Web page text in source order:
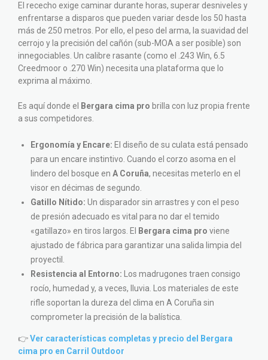
El rececho exige caminar durante horas, superar desniveles y
enfrentarse a disparos que pueden variar desde los 50 hasta
más de 250 metros. Por ello, el peso del arma, la suavidad del
cerrojo y la precisión del cañón (sub-MOA a ser posible) son
innegociables. Un calibre rasante (como el .243 Win, 6.5
Creedmoor o .270 Win) necesita una plataforma que lo
exprima al máximo.
Es aquí donde el Bergara cima pro brilla con luz propia frente
a sus competidores.
Ergonomía y Encare: El diseño de su culata está pensado
para un encare instintivo. Cuando el corzo asoma en el
lindero del bosque en A Coruña, necesitas meterlo en el
visor en décimas de segundo.
Gatillo Nítido: Un disparador sin arrastres y con el peso
de presión adecuado es vital para no dar el temido
«gatillazo» en tiros largos. El
Bergara cima pro viene
ajustado de fábrica para garantizar una salida limpia del
proyectil.
Resistencia al Entorno: Los madrugones traen consigo
rocío, humedad y, a veces, lluvia. Los materiales de este
rifle soportan la dureza del clima en A Coruña sin
comprometer la precisión de la balística.
👉Ver características completas y precio del Bergara
cima pro en Carril Outdoor